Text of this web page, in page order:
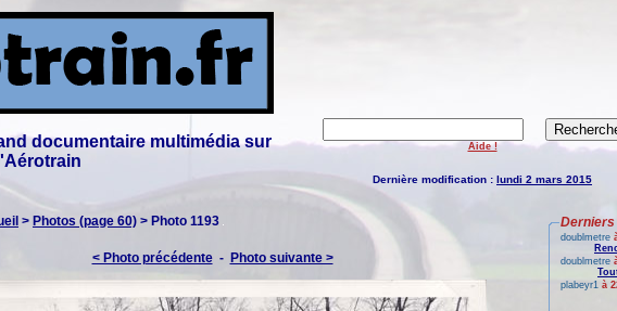
documentaire multimédia sur
l'Aérotrain
Aide !
Dernière modification : lundi 2 mars 2015
> Photos (page 60) > Photo 1193
< Photo précédente- Photo suivante >
doublmetre
doublmetre
plabeyr1 à